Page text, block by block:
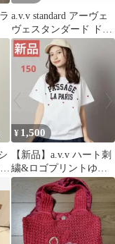
a.v.v standard アーヴェ
ヴェスタンダード ドッ
ト柄 ワイドパンツM
¥ 1,500
【新品】a.v.v ハート刺
繍&ロゴプリントゆるT
シャツ 150